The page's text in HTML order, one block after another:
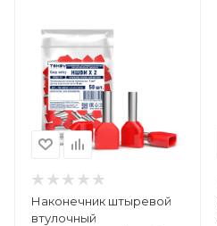
Наконечник штыревой
втулочный